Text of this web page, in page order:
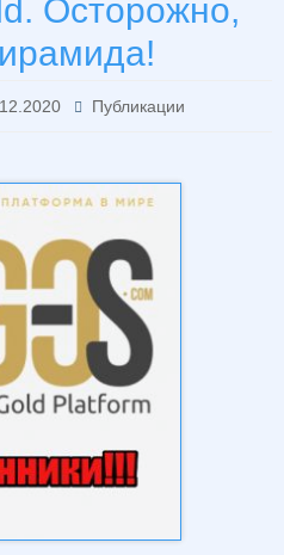
Осторожно,
Публикации